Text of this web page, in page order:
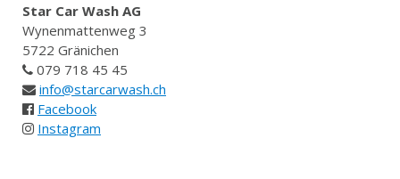
Star Car Wash AG
Wynenmattenweg 3
5722 Gränichen
079 718 45 45
info@starcarwash.ch
Facebook
Instagram